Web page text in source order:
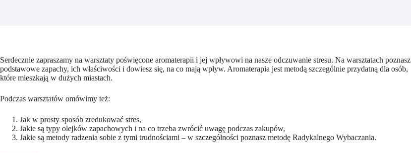
Serdecznie zapraszamy na warsztaty poświęcone aromaterapii i jej wpływowi na nasze odczuwanie stresu. Na warsztatach poznasz
podstawowe zapachy, ich właściwości i dowiesz się, na co mają wpływ. Aromaterapia jest metodą szczególnie przydatną dla osób,
które mieszkają w dużych miastach.
Podczas warsztatów omówimy też:
Jak w prosty sposób zredukować stres,
Jakie są typy olejków zapachowych i na co trzeba zwrócić uwagę podczas zakupów,
Jakie są metody radzenia sobie z tymi trudnościami – w szczególności poznasz metodę Radykalnego Wybaczania.